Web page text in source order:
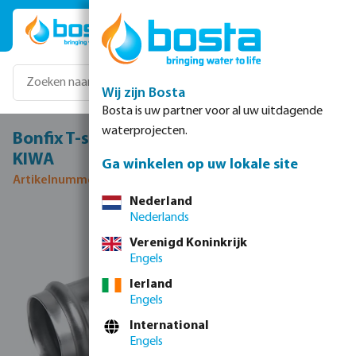
Ga naar de hoofdinhoud
Bonfix T-stuk 90° RVS 316L 15 mm pers
KIWA
Artikelnummer 0085172
Afbeeldingengalerij overslaan
Wij zijn Bosta
Bosta is uw partner voor al uw uitdagende
waterprojecten.
Ga winkelen op uw lokale site
Nederland
Nederlands
Verenigd Koninkrijk
Engels
Ierland
Engels
International
Engels